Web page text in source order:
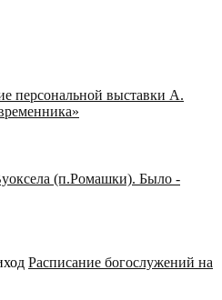
персональной выставки А.
(п.Ромашки). Было -
Расписание богослужений на